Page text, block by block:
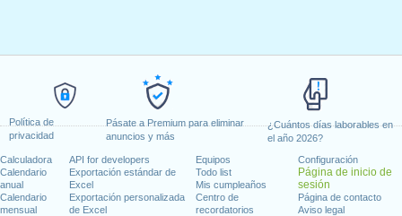
Política de
privacidad
Pásate a Premium para eliminar
anuncios y más
¿Cuántos días laborables en
el año 2026?
Calculadora
Calendario
anual
Calendario
mensual
API for developers
Exportación estándar de
Excel
Exportación personalizada
de Excel
Equipos
Todo list
Mis cumpleaños
Centro de
recordatorios
Configuración
Página de inicio de
sesión
Página de contacto
Aviso legal